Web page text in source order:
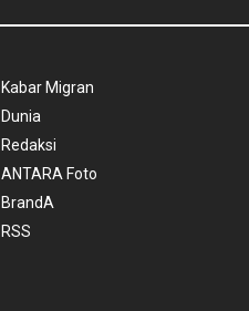
Kabar Migran
Dunia
Redaksi
ANTARA Foto
BrandA
RSS